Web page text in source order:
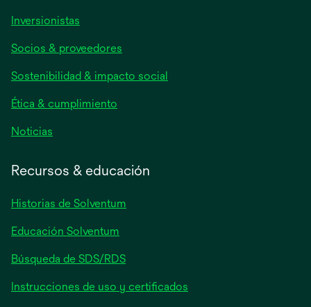
Inversionistas
en
una
pestaña
nueva
Socios & proveedores
Sostenibilidad & impacto social
Ética & cumplimiento
Noticias
pestaña
Recursos & educación
Historias de Solventum
Educación Solventum
Búsqueda de SDS/RDS
Instrucciones de uso y certificados